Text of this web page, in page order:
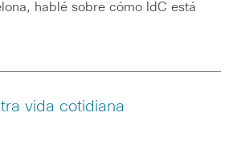
hablé sobre cómo IdC está
vida cotidiana